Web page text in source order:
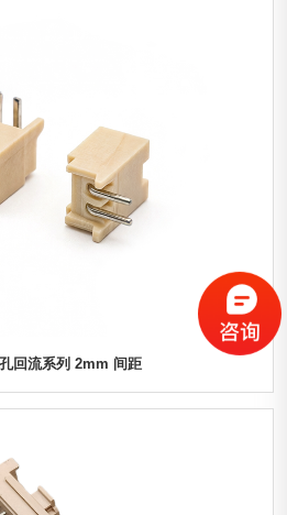
回流系列 2mm 间距